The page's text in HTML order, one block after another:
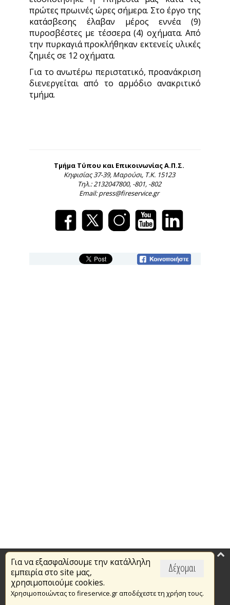
πρώτες πρωινές ώρες σήμερα. Στο έργο της
κατάσβεσης έλαβαν μέρος εννέα (9)
πυροσβέστες με τέσσερα (4) οχήματα. Από
την πυρκαγιά προκλήθηκαν εκτενείς υλικές
ζημιές σε 12 οχήματα.
Για το ανωτέρω περιστατικό, προανάκριση
διενεργείται από το αρμόδιο ανακριτικό
τμήμα.
Τμήμα Τύπου και Επικοινωνίας Α.Π.Σ.
Κηφισίας 37-39, Μαρούσι, Τ.Κ. 15123
Τηλ.: 2132047800, -801, -802
Email: press@fireservice.gr
Δέχομαι
Για να εξασφαλίσουμε την κατάλληλη
εμπειρία στο site μας,
χρησιμοποιούμε cookies.
Χρησιμοποιώντας το fireservice.gr αποδέχεστε τη χρήση τους.
Επικαιρότητα
Το Πυροσβεστικό Σώμα